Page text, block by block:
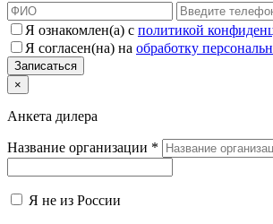
Я ознакомлен(а) с политикой
Я согласен(на) на обработку
×
Анкета дилера
Название организации *
Я не из России